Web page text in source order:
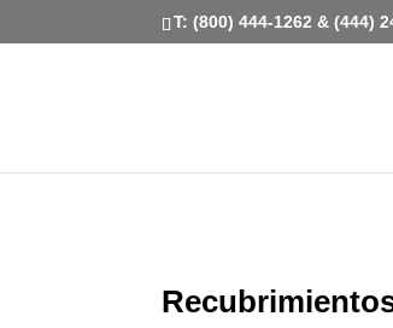
T: (800) 444-1262 & (444)